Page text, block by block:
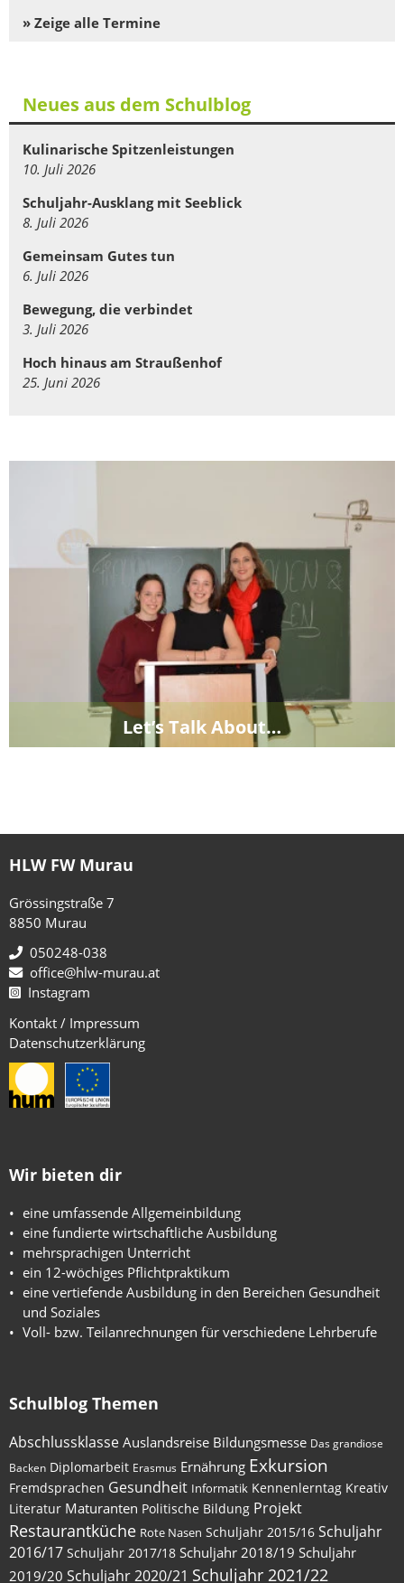
» Zeige alle Termine
Neues aus dem Schulblog
Kulinarische Spitzenleistungen
10. Juli 2026
Schuljahr-Ausklang mit Seeblick
8. Juli 2026
Gemeinsam Gutes tun
6. Juli 2026
Bewegung, die verbindet
3. Juli 2026
Hoch hinaus am Straußenhof
25. Juni 2026
Let’s Talk About…
HLW FW Murau
Grössingstraße 7
8850 Murau
050248-038
office@hlw-murau.at
Instagram
Kontakt / Impressum
Datenschutzerklärung
Wir bieten dir
eine umfassende Allgemeinbildung
eine fundierte wirtschaftliche Ausbildung
mehrsprachigen Unterricht
ein 12-wöchiges Pflichtpraktikum
eine vertiefende Ausbildung in den Bereichen Gesundheit
und Soziales
Voll- bzw. Teilanrechnungen für verschiedene Lehrberufe
Schulblog Themen
AbschlussklasseAuslandsreise Bildungsmesse Das grandiose
Backen Diplomarbeit Erasmus Ernährung Exkursion
Fremdsprachen Gesundheit Informatik Kennenlerntag Kreativ
Literatur Maturanten Politische Bildung Projekt
Restaurantküche Rote Nasen Schuljahr 2015/16 Schuljahr
2016/17 Schuljahr 2017/18 Schuljahr 2018/19 Schuljahr
2019/20 Schuljahr 2020/21 Schuljahr 2021/22